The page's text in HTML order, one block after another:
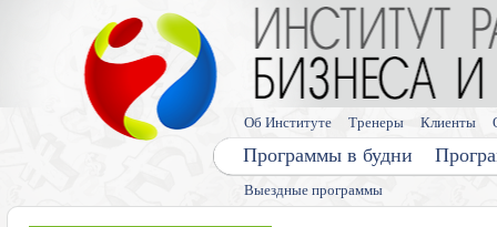
Выездные программы
Программы в будни
Об Институте Тренеры Клиенты